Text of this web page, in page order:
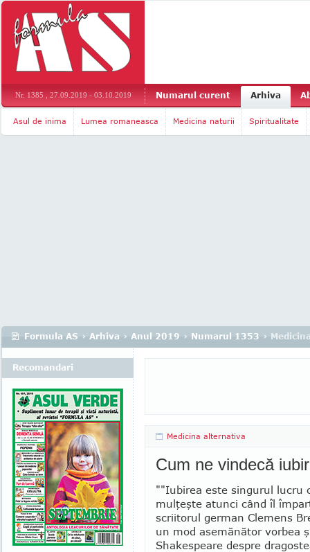
Nr. 1385 , 27.09.2019 - 03.10.2019 Numarul curent Arhiva
Asul de inima Lumea romaneasca Medicina naturii Spiritualitate
Formula AS › Arhiva › Anul 2019 › Numarul 1353 ›
Medicina alternativa
Cum ne vindecă
""Iubirea este singurul lucru
mulţeşte atunci când îl
scriitorul german Cle­mens
un mod asemănător vorbea
Shake­speare despre
Recomandari